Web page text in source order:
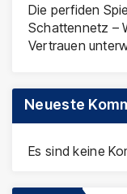
Die perfiden
Schattennetz –
Vertrauen
Neueste
Es sind keine